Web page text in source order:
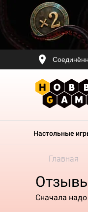
Настольные
Главная
Сначала